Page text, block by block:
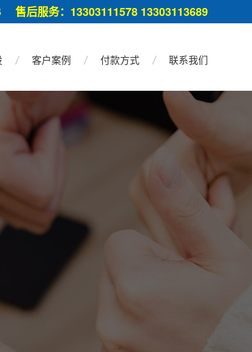
售后服务：13303111578 13303113689
客户案例 付款方式 联系我们